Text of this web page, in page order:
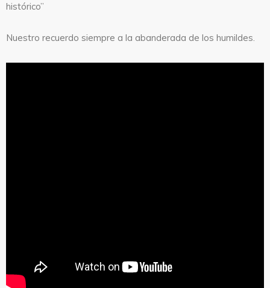
histórico”
Nuestro recuerdo siempre a la abanderada de los humildes.